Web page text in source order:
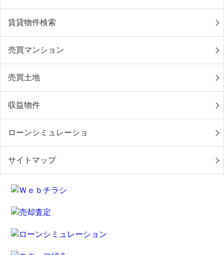
賃貸物件検索
売買マンション
売買土地
収益物件
ローンシミュレーショ
サイトマップ